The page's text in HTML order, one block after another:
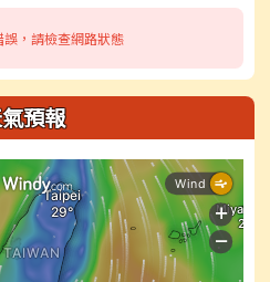
，請檢查網路狀態
預報